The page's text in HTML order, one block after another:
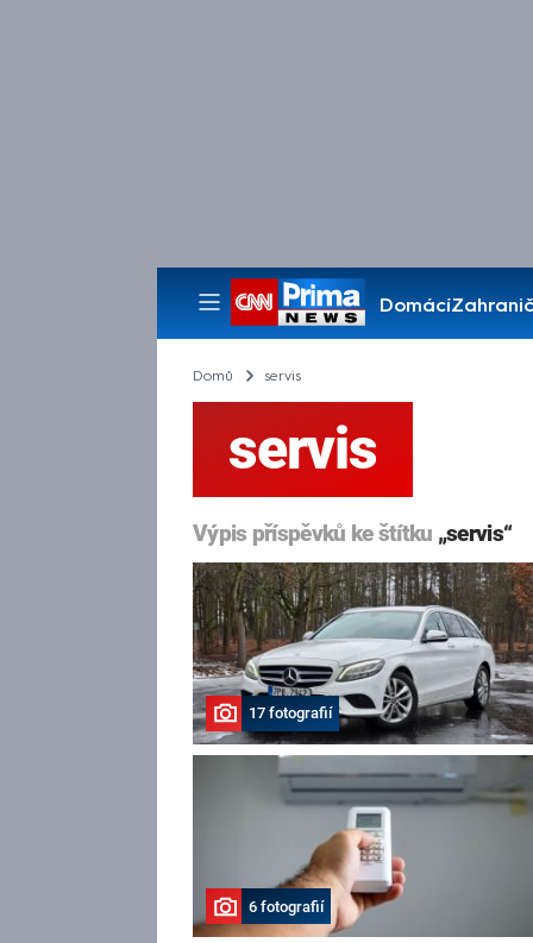
Domácí
Pořady
Domů servis
servis
Výpis příspěvků ke štítku „servis“
17 fotografií
6 fotografií